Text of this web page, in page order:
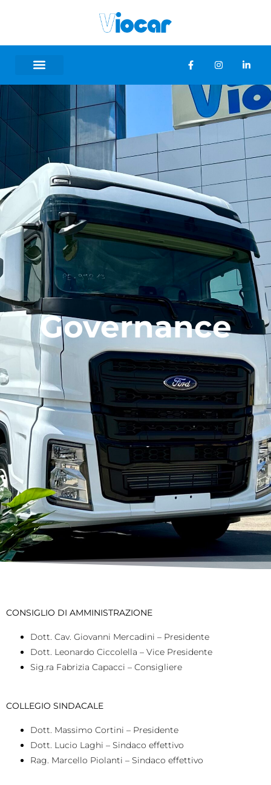
Governance
CONSIGLIO DI AMMINISTRAZIONE
Dott. Cav. Giovanni Mercadini – Presidente
Dott. Leonardo Ciccolella – Vice Presidente
Sig.ra Fabrizia Capacci – Consigliere
COLLEGIO SINDACALE
Dott. Massimo Cortini – Presidente
Dott. Lucio Laghi – Sindaco effettivo
Rag. Marcello Piolanti – Sindaco effettivo